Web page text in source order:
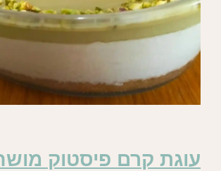
עוגת קרם פיסטוק